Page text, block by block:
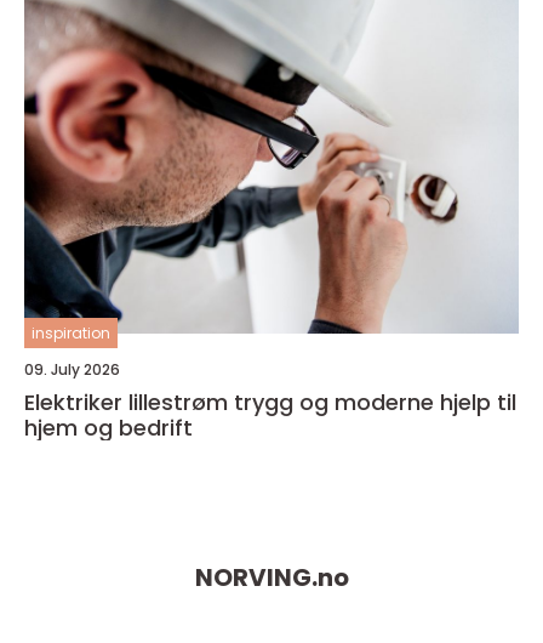
inspiration
09. July 2026
Elektriker lillestrøm trygg og moderne hjelp til
hjem og bedrift
NORVING.no